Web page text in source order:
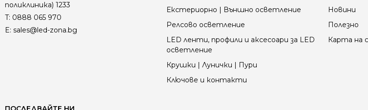
поликлиника) 1233
T: 0888 065 970
E: sales@led-zona.bg
Екстериорно | Външно осветление
Релсово осветление
LED ленти, профили и аксесоари за LED
осветление
Крушки | Лунички | Пури
Ключове и контакти
Новини
Полезно
Карта на